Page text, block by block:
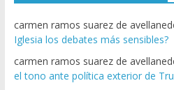
carmen ramos suarez de
Iglesia los debates más sensibles?
carmen ramos suarez de
el tono ante política exterior de